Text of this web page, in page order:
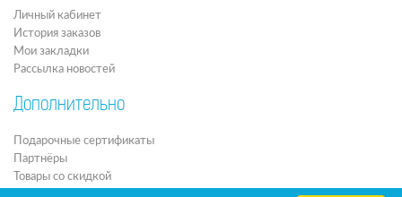
Личный кабинет
История заказов
Мои закладки
Рассылка новостей
Дополнительно
Подарочные сертификаты
Партнёры
Товары со скидкой